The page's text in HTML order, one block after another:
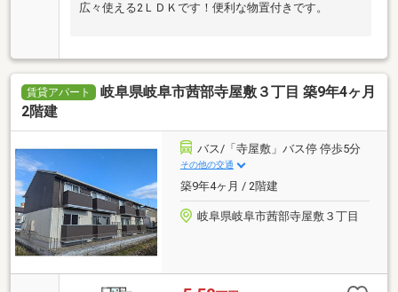
広々使える2ＬＤＫです！便利な物置付きです。
賃貸アパート
岐阜県岐阜市茜部寺屋敷３丁目 築9年4ヶ月
2階建
バス/「寺屋敷」バス停 停歩5分
その他の交通
築9年4ヶ月 / 2階建
岐阜県岐阜市茜部寺屋敷３丁目